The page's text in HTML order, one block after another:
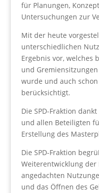
für Planungen,
Untersuchungen zur
Mit der heute
unterschiedlichen
Ergebnis vor, welches
und
wurde und auch
berücksichtigt.
Die SPD-Fraktion
und allen Beteiligten
Erstellung des
Die SPD-Fraktion
Weiterentwicklung der
angedachten
und das Öffnen des